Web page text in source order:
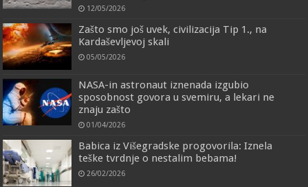
12/05/2026
Zašto smo još uvek, civilizacija Tip 1., na
Kardaševljevoj skali
05/05/2026
NASA-in astronaut iznenada izgubio
sposobnost govora u svemiru, a lekari ne
znaju zašto
01/04/2026
Babica iz Višegradske progovorila: Iznela
teške tvrdnje o nestalim bebama!
26/02/2026